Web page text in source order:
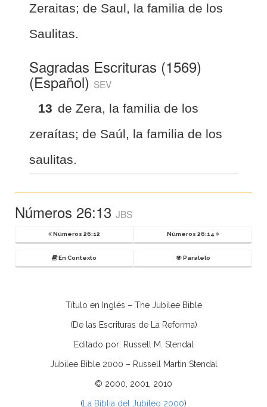
Zeraitas; de Saul, la familia de los
Saulitas.
Sagradas Escrituras (1569)
(Español) SEV
13 de Zera, la familia de los
zeraítas; de Saúl, la familia de los
saulitas.
Números 26:13 JBS
Números 26:12 Números 26:14
En Contexto Paralelo
Título en Inglés – The Jubilee Bible
(De las Escrituras de La Reforma)
Editado por: Russell M. Stendal
Jubilee Bible 2000 – Russell Martin Stendal
© 2000, 2001, 2010
( La Biblia del Jubileo 2000)